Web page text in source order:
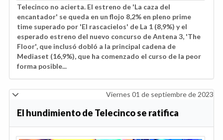
Telecinco no acierta. El estreno de 'La caza del
encantador' se queda en un flojo 8,2% en pleno prime
time superado por 'El rascacielos' de La 1 (8,9%) y el
esperado estreno del nuevo concurso de Antena 3, 'The
Floor', que inclusó dobló a la principal cadena de
Mediaset (16,9%), que ha comenzado el curso de la peor
forma posible...
Viernes 01 de septiembre de 2023
El hundimiento de Telecinco se ratifica